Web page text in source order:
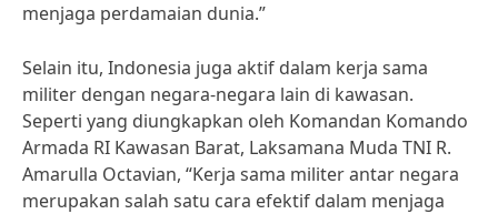
menjaga perdamaian dunia.”
Selain itu, Indonesia juga aktif dalam kerja sama
militer dengan negara-negara lain di kawasan.
Seperti yang diungkapkan oleh Komandan Komando
Armada RI Kawasan Barat, Laksamana Muda TNI R.
Amarulla Octavian, “Kerja sama militer antar negara
merupakan salah satu cara efektif dalam menjaga